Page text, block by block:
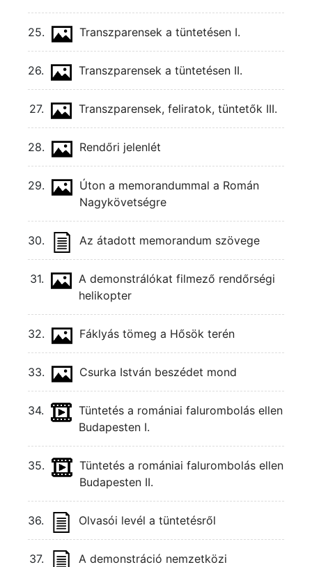
25. Transzparensek a tüntetésen I.
26. Transzparensek a tüntetésen II.
27. Transzparensek, feliratok, tüntetők III.
28. Rendőri jelenlét
29.
Úton a memorandummal a Román
Nagykövetségre
30. Az átadott memorandum szövege
31.
A demonstrálókat filmező rendőrségi
helikopter
32. Fáklyás tömeg a Hősök terén
33. Csurka István beszédet mond
34.
Tüntetés a romániai falurombolás ellen
Budapesten I.
35.
Tüntetés a romániai falurombolás ellen
Budapesten II.
36. Olvasói levél a tüntetésről
37.
A demonstráció nemzetközi